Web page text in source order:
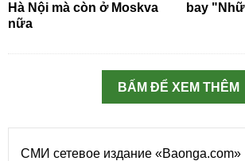
Hà Nội mà còn ở Moskva
nữa
bay
BẤM ĐỂ XEM THÊM
СМИ сетевое издание «Baonga.com»